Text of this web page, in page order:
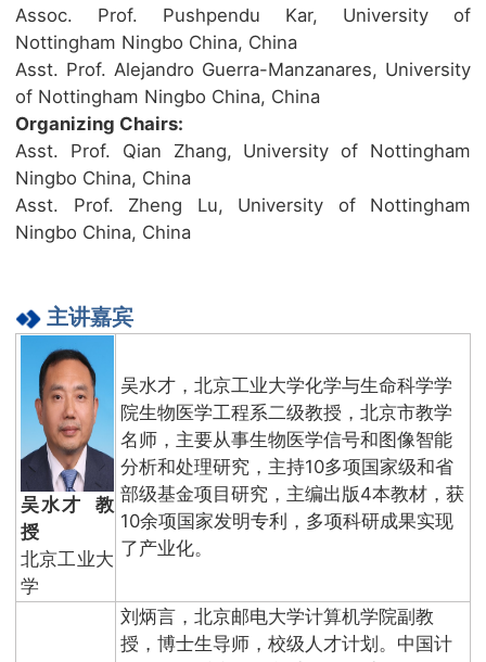
Assoc. Prof. Pushpendu Kar, University of
Nottingham Ningbo China, China
Asst. Prof. Alejandro Guerra-Manzanares, University
of Nottingham Ningbo China, China
Organizing Chairs:
Asst. Prof. Qian Zhang, University of Nottingham
Ningbo China, China
Asst. Prof. Zheng Lu, University of Nottingham
Ningbo China, China
主讲嘉宾
吴水才 教
授
北京工业大
学
吴水才，北京工业大学化学与生命科学学
院生物医学工程系二级教授，北京市教学
名师，主要从事生物医学信号和图像智能
分析和处理研究，主持10多项国家级和省
部级基金项目研究，主编出版4本教材，获
10余项国家发明专利，多项科研成果实现
了产业化。
刘炳言，北京邮电大学计算机学院副教
授，博士生导师，校级人才计划。中国计